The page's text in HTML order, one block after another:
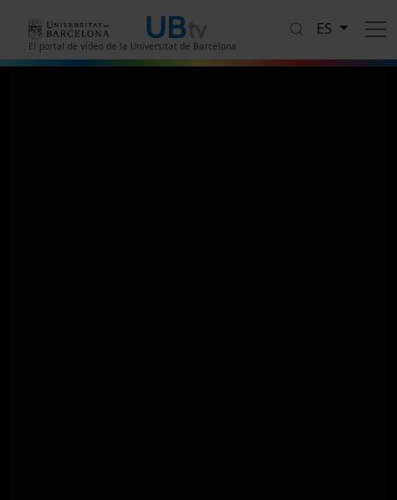
El portal de vídeo de la Universitat de Barcelona
ES